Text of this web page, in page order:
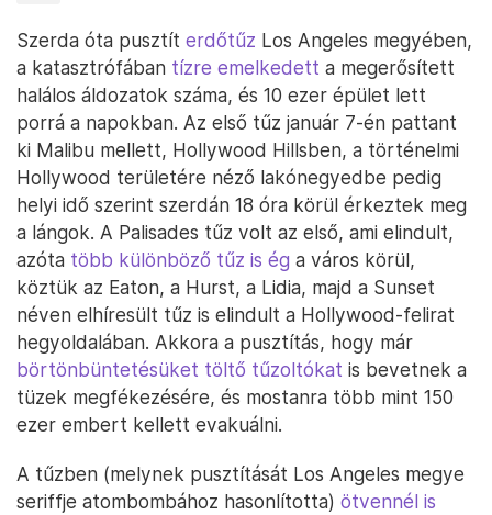
Szerda óta pusztít erdőtűz Los Angeles megyében,
a katasztrófában tízre emelkedett a megerősített
halálos áldozatok száma, és 10 ezer épület lett
porrá a napokban. Az első tűz január 7-én pattant
ki Malibu mellett, Hollywood Hillsben, a történelmi
Hollywood területére néző lakónegyedbe pedig
helyi idő szerint szerdán 18 óra körül érkeztek meg
a lángok. A Palisades tűz volt az első, ami elindult,
azóta több különböző tűz is ég a város körül,
köztük az Eaton, a Hurst, a Lidia, majd a Sunset
néven elhíresült tűz is elindult a Hollywood-felirat
hegyoldalában. Akkora a pusztítás, hogy már
börtönbüntetésüket töltő tűzoltókat is bevetnek a
tüzek megfékezésére, és mostanra több mint 150
ezer embert kellett evakuálni.
A tűzben (melynek pusztítását Los Angeles megye
seriffje atombombához hasonlította) ötvennél is